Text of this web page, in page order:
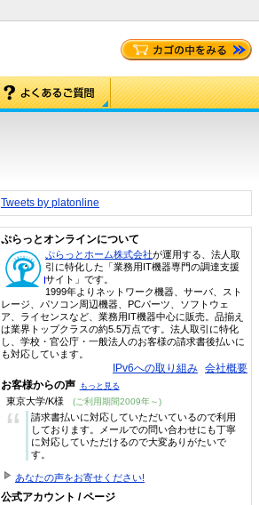
Tweets by platonline
ぷらっとオンラインについて
ぷらっとホーム株式会社が運用する、法人取
引に特化した「業務用IT機器専門の調達支援
サイト」です。
1999年よりネットワーク機器、サーバ、スト
レージ、パソコン周辺機器、PCパーツ、ソフトウェ
ア、ライセンスなど、業務用IT機器中心に販売。品揃え
は業界トップクラスの約5.5万点です。法人取引に特化
し、学校・官公庁・一般法人のお客様の請求書後払いに
も対応しています。
IPv6への取り組み 会社概要
お客様からの声 もっと見る
東京大学/K様 (ご利用期間2009年～)
“
請求書払いに対応していただいているので利用
しております。メールでの問い合わせにも丁寧
に対応していただけるので大変ありがたいで
す。
あなたの声をお寄せください!
公式アカウント / ページ